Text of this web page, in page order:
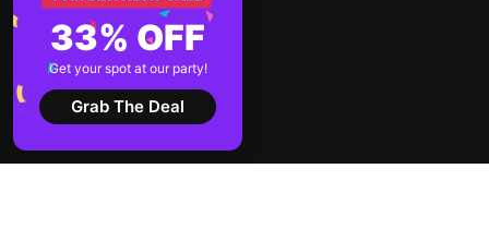
Как добавить чат-бота на
основе искусственного
интеллекта на свой сайт
Посмотреть все посты
33% OFF
Get your spot at our party!
Grab The Deal